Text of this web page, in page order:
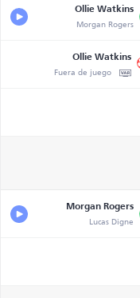
Ollie Watkins
Morgan Rogers
Ollie Watkins
Fuera de juego
Morgan Rogers
Lucas Digne